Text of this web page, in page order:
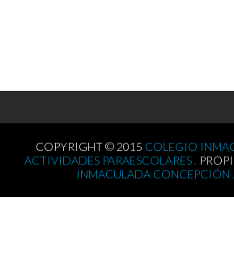
COPYRIGHT © 2015 COLEGIO
ACTIVIDADES PARAESCOLARES .
INMACULADA CONCEPCIÓN